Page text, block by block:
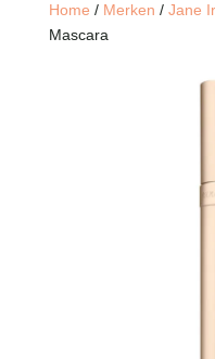
Home / Merken / Jane
Mascara